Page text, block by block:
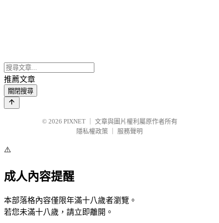
推薦文章
關閉搜尋
© 2026 PIXNET
文章與圖片權利屬原作者所有
隱私權政策
服務聲明
⚠️
成人內容提醒
本部落格內容僅限年滿十八歲者瀏覽。
若您未滿十八歲，請立即離開。